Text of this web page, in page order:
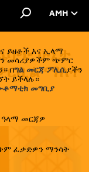
AMH
ይዘቶች እና ኢላማ
መሳሪያዎችም ጭምር
በግል መርጃ ፖሊሲያችን
ይችላሉ።
መግቢያ
ዓላማ መርጃዎ
ፈቃድዎን ማንሳት
ሁኔታ
ማለት